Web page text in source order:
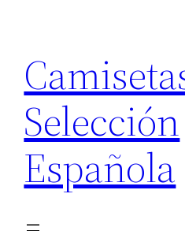
contenido
Selección
Española